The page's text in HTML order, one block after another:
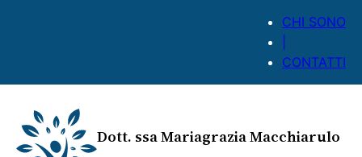
CHI SONO
CONTATTI
Dott. ssa Mariagrazia Macchiarulo